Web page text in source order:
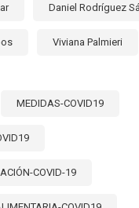
Daniel Rodríguez
Viviana Palmieri
MEDIDAS-COVID19
COVID-19